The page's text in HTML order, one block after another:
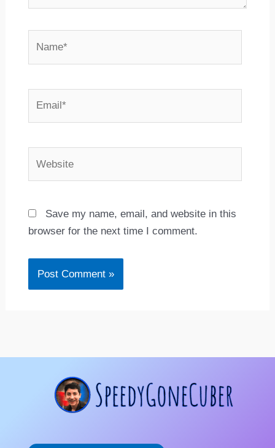
Save my name, email, and website in this
browser for the next time I comment.